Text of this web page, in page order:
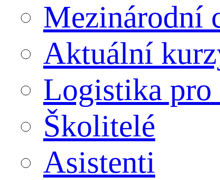
Mezinárodní
Aktuální
Logistika
Školitelé
Asistenti